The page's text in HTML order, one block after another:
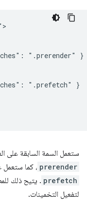
".prerender" }
".prefetch" }
ستعمل السمة السابقة على
prerender ، كما ستعمل
prefetch
لتفعيل التخمينات.